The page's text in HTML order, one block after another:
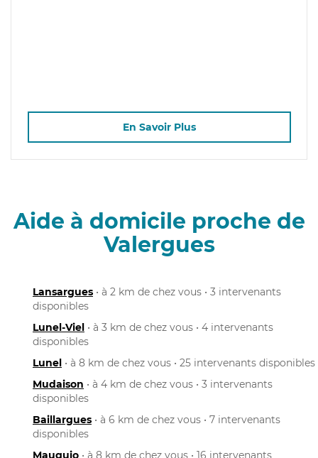
En Savoir Plus
Aide à domicile proche de
Valergues
Lansargues • à 2 km de chez vous • 3 intervenants
disponibles
Lunel-Viel • à 3 km de chez vous • 4 intervenants
disponibles
Lunel • à 8 km de chez vous • 25 intervenants disponibles
Mudaison • à 4 km de chez vous • 3 intervenants
disponibles
Baillargues • à 6 km de chez vous • 7 intervenants
disponibles
Mauguio • à 8 km de chez vous • 16 intervenants